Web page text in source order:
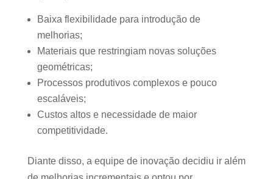
Baixa flexibilidade para introdução de
melhorias;
Materiais que restringiam novas soluções
geométricas;
Processos produtivos complexos e pouco
escaláveis;
Custos altos e necessidade de maior
competitividade.
Diante disso, a equipe de inovação decidiu ir além